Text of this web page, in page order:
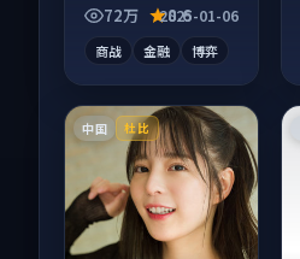
并行，细节值得二刷
72万 8.6
2025-01-06
商战 金融 博弈
中国 杜比